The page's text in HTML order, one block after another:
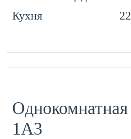
Кухня
Однокомнатная
1А3